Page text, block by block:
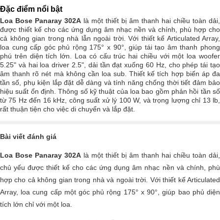
Đặc điểm nổi bật
Loa Bose Panaray 302A là một thiết bị âm thanh hai chiều toàn dải,
được thiết kế cho các ứng dụng âm nhạc nền và chính, phù hợp cho
cả không gian trong nhà lẫn ngoài trời. Với thiết kế Articulated Array,
loa cung cấp góc phủ rộng 175° x 90°, giúp tái tạo âm thanh phong
phú trên diện tích lớn. Loa có cấu trúc hai chiều với một loa woofer
5.25" và hai loa driver 2.5", dải tần đạt xuống 60 Hz, cho phép tái tạo
âm thanh rõ nét mà không cần loa sub. Thiết kế tích hợp biến áp đa
tần số, phụ kiện lắp đặt dễ dàng và tính năng chống thời tiết đảm bảo
hiệu suất ổn định. Thông số kỹ thuật của loa bao gồm phản hồi tần số
từ 75 Hz đến 16 kHz, công suất xử lý 100 W, và trọng lượng chỉ 13 lb,
rất thuận tiện cho việc di chuyển và lắp đặt.
Bài viết đánh giá
Loa Bose Panaray 302A là một thiết bị âm thanh hai chiều toàn dải,
chủ yếu được thiết kế cho các ứng dụng âm nhạc nền và chính, phù
hợp cho cả không gian trong nhà và ngoài trời. Với thiết kế Articulated
Array, loa cung cấp một góc phủ rộng 175° x 90°, giúp bao phủ diện
tích lớn chỉ với một loa.